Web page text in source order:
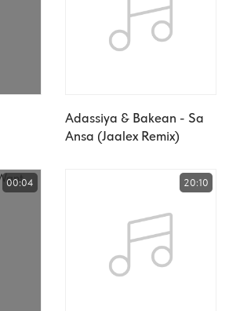
Adassiya & Bakean - Sa
Ansa (Jaalex Remix)
00:04 20:10